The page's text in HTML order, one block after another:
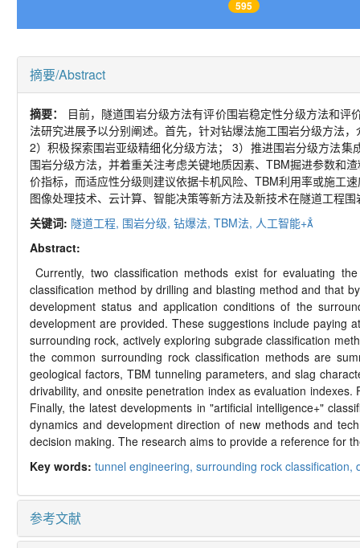
595
摘要/Abstract
摘要：
目前，隧道围岩分级方法有评价围岩稳定性分级方法和评
法研究进展予以分别阐述。首先，针对钻爆法施工围岩分级方法
2）积极探索围岩亚级精细化分级方法； 3）推进围岩分级方法集
围岩分级方法，并着重关注考虑关键地质因素、 TBM掘进参数和
价指标，而适应性分级则建议依据卡机风险、 TBM利用率或施工
图像处理技术、云计算、智能决策等新方法及新技术在隧道工程
关键词: 隧道工程, 围岩分级, 钻爆法, TBM法, 人工智能+
Abstract:
Currently, two classification methods exist for evaluating
classification method by drilling and blasting method and that
development status and application conditions of the
development are provided. These suggestions include paying
surrounding rock, actively exploring subgrade classification
the common surrounding rock classification methods are
geological factors, TBM tunneling parameters, and slag
drivability, and onsite penetration index as evaluation
Finally, the latest developments in "artificial intelligence+"
dynamics and development direction of new methods and
decision making. The research aims to provide a reference for
Key words: tunnel engineering, surrounding rock classification,
参考文献